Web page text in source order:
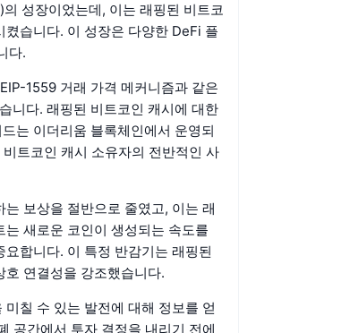
성장이었는데, 이는 래핑된 비트코
습니다. 이 성장은 다양한 DeFi 플
다.
1559 거래 가격 메커니즘과 같은
니다. 래핑된 비트코인 캐시에 대한
는 이더리움 블록체인에서 운영되
트코인 캐시 소유자의 전반적인 사
보상을 절반으로 줄였고, 이는 래
새로운 코인이 생성되는 속도를
합니다. 이 특정 반감기는 래핑된
연결성을 강조했습니다.
칠 수 있는 발전에 대해 정보를 얻
공간에서 투자 결정을 내리기 전에